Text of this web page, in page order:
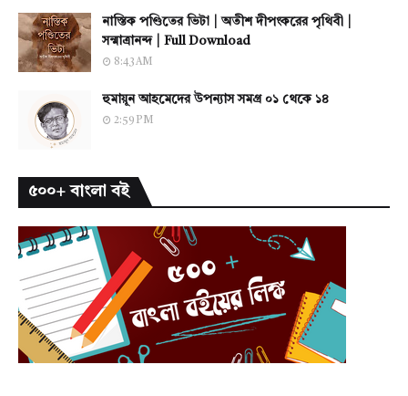
নাস্তিক পণ্ডিতের ভিটা | অতীশ দীপংকরের পৃথিবী |
সন্মাত্রানন্দ | Full Download
8:43 AM
হুমায়ূন আহমেদের উপন্যাস সমগ্র ০১ থেকে ১৪
2:59 PM
৫০০+ বাংলা বই